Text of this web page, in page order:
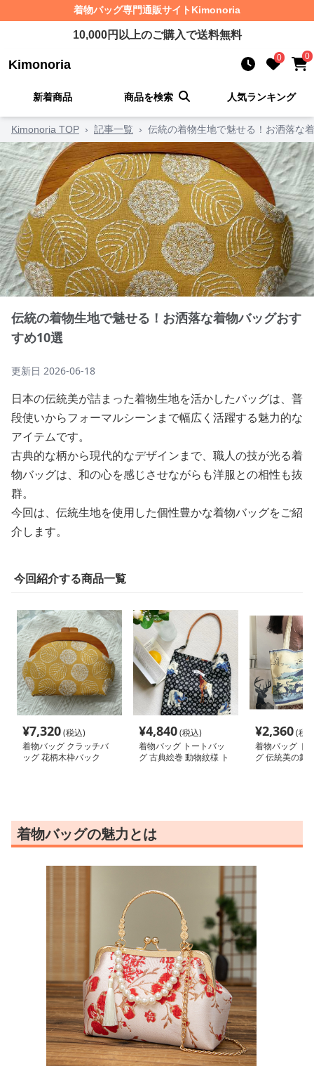
着物バッグ専門通販サイト Kimonoria
10,000円以上のご購入で送料無料
Kimonoria 0 0
新着商品 商品を検索 人気ランキング
Kimonoria TOP › 記事一覧 › 伝統の着物生地で魅せる！お洒落な
伝統の着物生地で魅せる！お洒落な着物バッグおす
すめ10選
更新日 2026-06-18
日本の伝統美が詰まった着物生地を活かしたバッグは、普
段使いからフォーマルシーンまで幅広く活躍する魅力的な
アイテムです。
古典的な柄から現代的なデザインまで、職人の技が光る着
物バッグは、和の心を感じさせながらも洋服との相性も抜
群。
今回は、伝統生地を使用した個性豊かな着物バッグをご紹
介します。
今回紹介する商品一覧
¥7,320(税込)
着物バッグ クラッチバ
ッグ 花柄木枠バック
¥4,840(税込)
着物バッグ トートバッ
グ 古典絵巻 動物紋様 ト
¥2,360(税
着物バッグ ト
グ 伝統美の舞
着物バッグの魅力とは